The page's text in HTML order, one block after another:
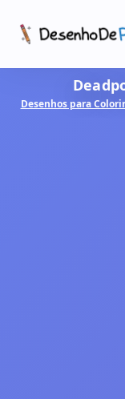
Coletâneas de
Desenhos para Colorir